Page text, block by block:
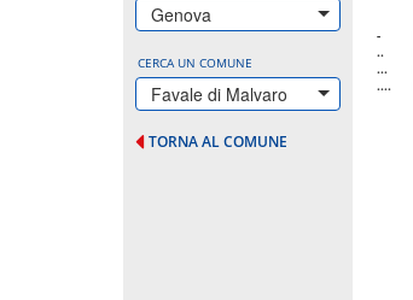
Genova
CERCA UN COMUNE
Favale di Malvaro
TORNA AL COMUNE
-
..
...
....